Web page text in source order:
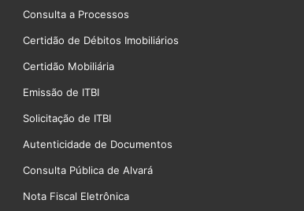
Consulta a Processos
Certidão de Débitos Imobiliários
Certidão Mobiliária
Emissão de ITBI
Solicitação de ITBI
Autenticidade de Documentos
Consulta Pública de Alvará
Nota Fiscal Eletrônica